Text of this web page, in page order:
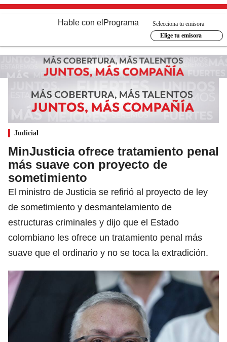
Hable con el Programa
Selecciona tu emisora
Elige tu emisora
Judicial
MinJusticia ofrece tratamiento penal
más suave con proyecto de
sometimiento
El ministro de Justicia se refirió al proyecto de ley
de sometimiento y desmantelamiento de
estructuras criminales y dijo que el Estado
colombiano les ofrece un tratamiento penal más
suave que el ordinario y no se toca la extradición.